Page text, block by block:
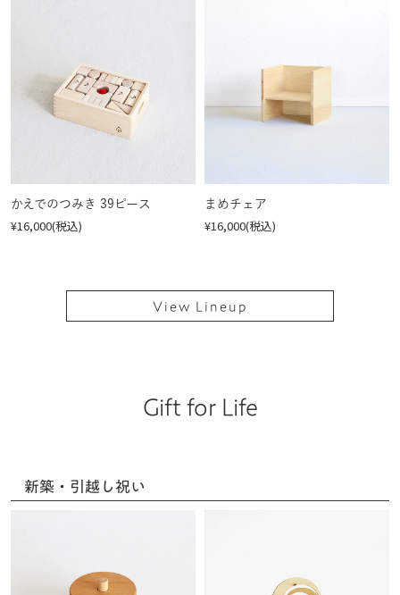
かえでのつみき 39ピース
¥16,000(税込)
まめチェア
¥16,000(税込)
View Lineup
Gift for Life
新築・引越し祝い